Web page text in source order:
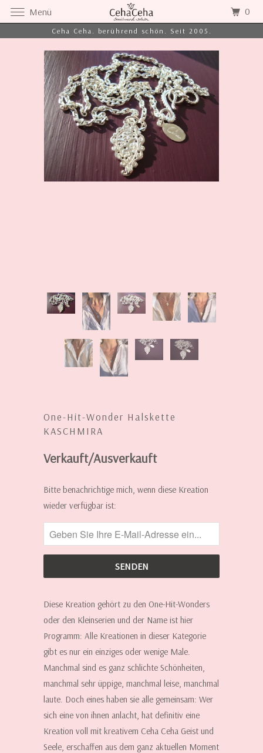
Ceha Ceha. berührend schön. Seit 2005.
One-Hit-Wonder Halskette
KASCHMIRA
Verkauft/Ausverkauft
INFORMIERE
MICH,
WENN
DIESE
IST:
Bitte benachrichtige mich, wenn diese Kreation
wieder verfügbar ist:
Diese Kreation gehört zu den One-Hit-Wonders
oder den Kleinserien und der Name ist hier
Programm: Alle Kreationen in dieser Kategorie
gibt es nur ein einziges oder wenige Male.
Manchmal sind es ganz schlichte Schönheiten,
manchmal sehr üppige, manchmal leise, manchmal
laute. Doch eines haben sie alle gemeinsam: Wer
sich eine von ihnen anlacht, hat definitiv eine
Kreation voll mit kreativem Ceha Ceha Geist und
Seele, erschaffen aus dem ganz aktuellen Moment
Menü 0